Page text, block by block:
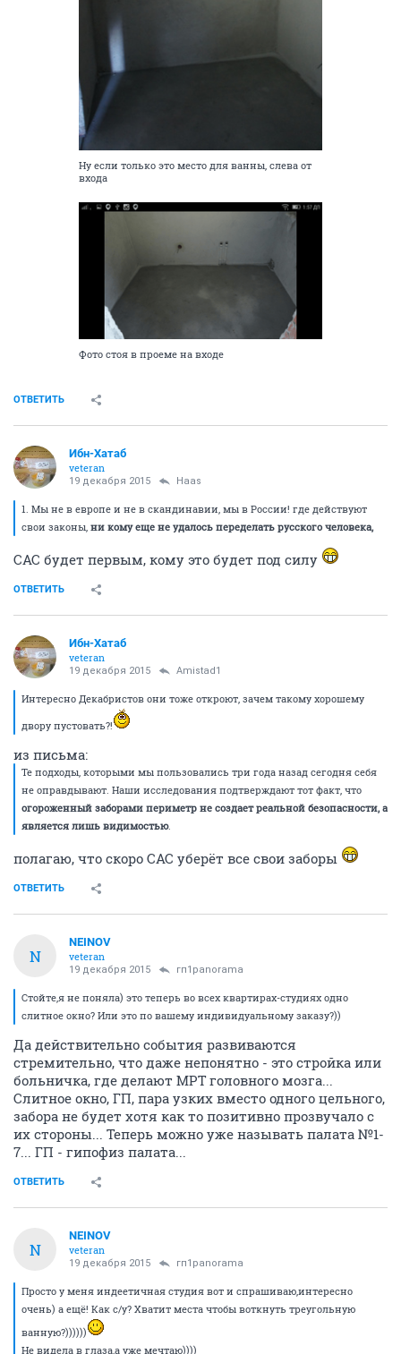
Ну если только это место для ванны, слева от
входа
Фото стоя в проеме на входе
ОТВЕТИТЬ
Ибн-Хатаб
veteran
19 декабря 2015 Haas
1. Мы не в европе и не в скандинавии, мы в России! где действуют
свои законы, ни кому еще не удалось переделать русского человека,
САС будет первым, кому это будет под силу
ОТВЕТИТЬ
Ибн-Хатаб
veteran
19 декабря 2015 Amistad1
Интересно Декабристов они тоже откроют, зачем такому хорошему
двору пустовать?!
из письма:
Те подходы, которыми мы пользовались три года назад сегодня себя
не оправдывают. Наши исследования подтверждают тот факт, что
огороженный заборами периметр не создает реальной безопасности, а
является лишь видимостью.
полагаю, что скоро САС уберёт все свои заборы
ОТВЕТИТЬ
N
NEINOV
veteran
19 декабря 2015 гп1panorama
Стойте,я не поняла) это теперь во всех квартирах-студиях одно
слитное окно? Или это по вашему индивидуальному заказу?))
Да действительно события развиваются
стремительно, что даже непонятно - это стройка или
больничка, где делают МРТ головного мозга...
Слитное окно, ГП, пара узких вместо одного цельного,
забора не будет хотя как то позитивно прозвучало с
их стороны... Теперь можно уже называть палата №1-
7... ГП - гипофиз палата...
ОТВЕТИТЬ
N
NEINOV
veteran
19 декабря 2015 гп1panorama
Просто у меня индеетичная студия вот и спрашиваю,интересно
очень) а ещё! Как с/у? Хватит места чтобы воткнуть треугольную
ванную?))))))
Не видела в глаза,а уже мечтаю))))